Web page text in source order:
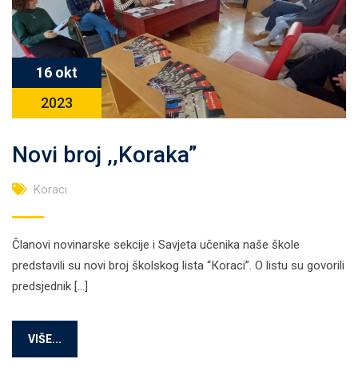
16 okt
2023
Novi broj ,,Koraka”
Koraci
Članovi novinarske sekcije i Savjeta učenika naše škole
predstavili su novi broj školskog lista “Кoraci”. O listu su govorili
predsjednik […]
VIŠE...